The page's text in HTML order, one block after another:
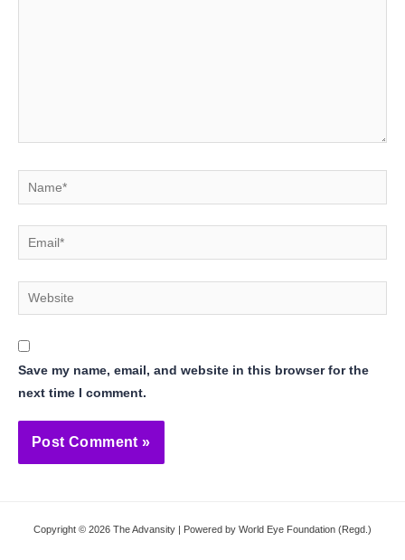
Name*
Email*
Website
Save my name, email, and website in this browser for the
next time I comment.
Copyright © 2026 The Advansity | Powered by World Eye Foundation (Regd.)